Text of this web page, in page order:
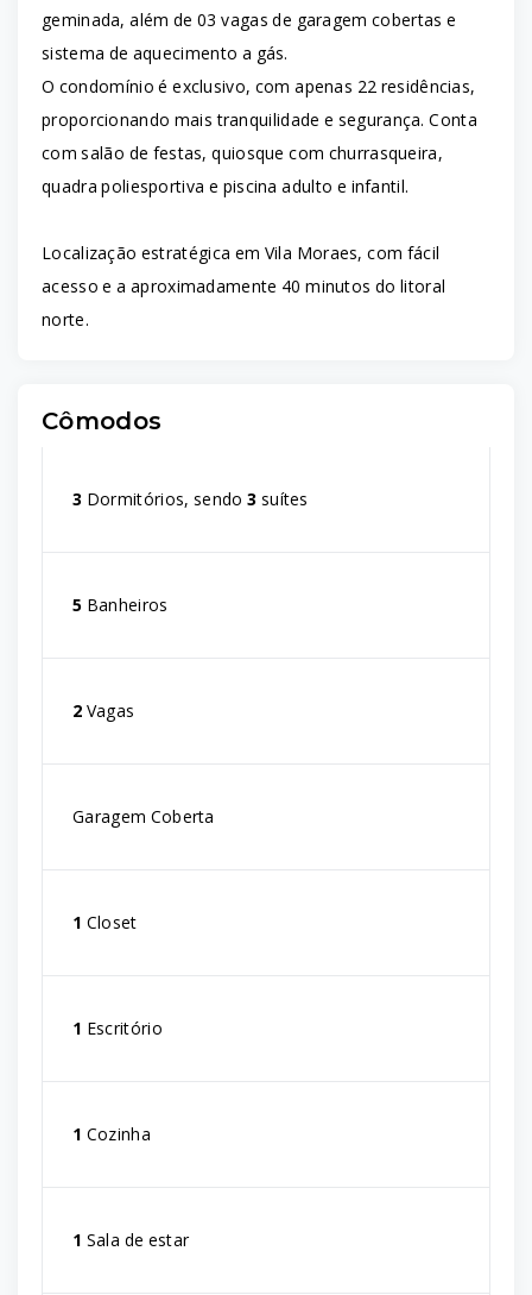
geminada, além de 03 vagas de garagem cobertas e
sistema de aquecimento a gás.
O condomínio é exclusivo, com apenas 22 residências,
proporcionando mais tranquilidade e segurança. Conta
com salão de festas, quiosque com churrasqueira,
quadra poliesportiva e piscina adulto e infantil.
Localização estratégica em Vila Moraes, com fácil
acesso e a aproximadamente 40 minutos do litoral
norte.
Cômodos
3 Dormitórios, sendo3 suítes
5 Banheiros
2 Vagas
Garagem Coberta
1 Closet
1 Escritório
1 Cozinha
1 Sala de estar